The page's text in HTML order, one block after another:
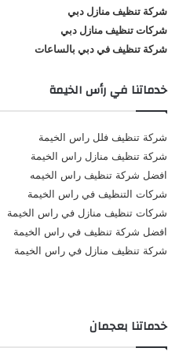
شركة تنظيف منازل دبي
شركات تنظيف منازل دبي
شركة تنظيف في دبي بالساعات
خدماتنا في رأس الخيمة
شركة تنظيف فلل راس الخيمة
شركة تنظيف منازل راس الخيمة
افضل شركة تنظيف راس الخيمه
شركات التنظيف في راس الخيمة
شركات تنظيف منازل في راس الخيمة
افضل شركة تنظيف في راس الخيمة
شركة تنظيف منازل في راس الخيمة
خدماتنا بعجمان